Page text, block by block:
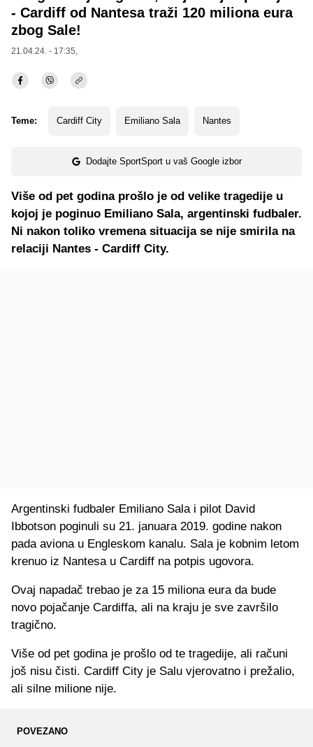
- Cardiff od Nantesa traži 120 miliona eura
zbog Sale!
21.04.24. - 17:35,
Teme: Cardiff City Emiliano Sala Nantes
Dodajte SportSport u vaš Google izbor
Više od pet godina prošlo je od velike tragedije u
kojoj je poginuo Emiliano Sala, argentinski fudbaler.
Ni nakon toliko vremena situacija se nije smirila na
relaciji Nantes - Cardiff City.
Argentinski fudbaler Emiliano Sala i pilot David
Ibbotson poginuli su 21. januara 2019. godine nakon
pada aviona u Engleskom kanalu. Sala je kobnim letom
krenuo iz Nantesa u Cardiff na potpis ugovora.
Ovaj napadač trebao je za 15 miliona eura da bude
novo pojačanje Cardiffa, ali na kraju je sve završilo
tragično.
Više od pet godina je prošlo od te tragedije, ali računi
još nisu čisti. Cardiff City je Salu vjerovatno i prežalio,
ali silne milione nije.
POVEZANO